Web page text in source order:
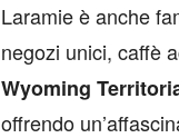
Laramie è anche
negozi unici, caffè
Wyoming
offrendo